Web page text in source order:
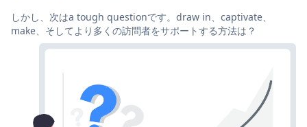
しかし、次はa tough questionです。draw in、captivate、
make、そしてより多くの訪問者をサポートする方法は？